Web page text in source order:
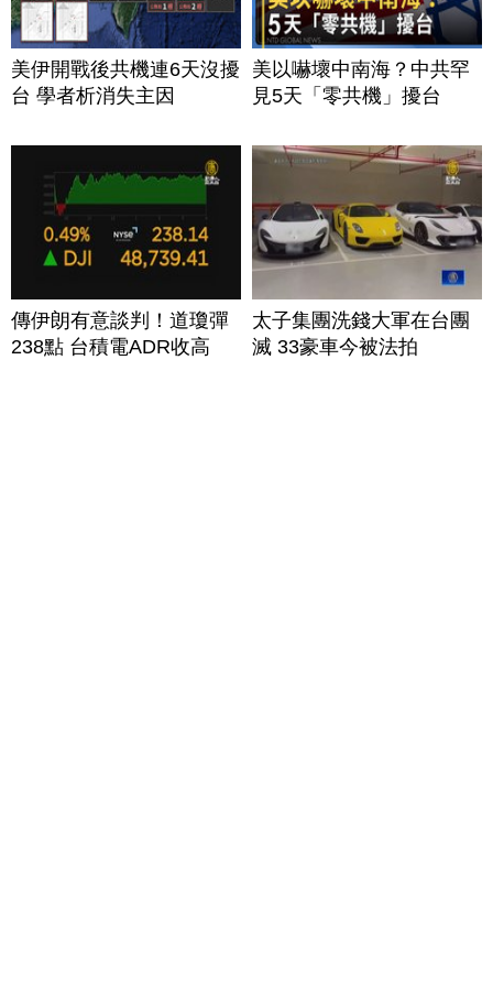
美伊開戰後共機連6天沒擾
台 學者析消失主因
美以嚇壞中南海？中共罕
見5天「零共機」擾台
傳伊朗有意談判！道瓊彈
238點 台積電ADR收高
太子集團洗錢大軍在台團
滅 33豪車今被法拍